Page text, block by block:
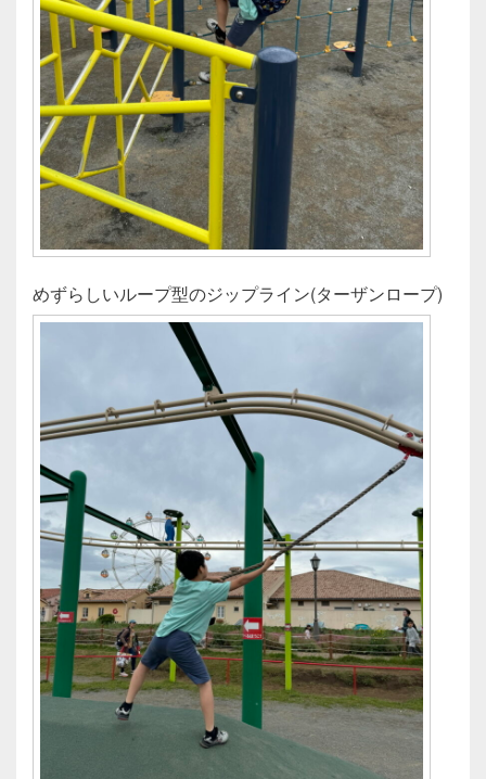
めずらしいループ型のジップライン(ターザンロープ)